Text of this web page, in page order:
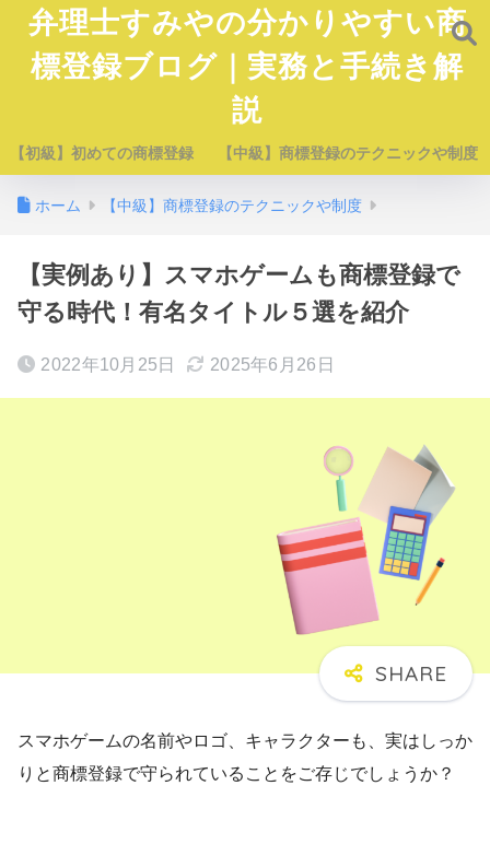
弁理士すみやの分かりやすい商
標登録ブログ｜実務と手続き解
説
【初級】初めての商標登録 【中級】商標登録のテクニックや制度
ホーム 【中級】商標登録のテクニックや制度
【実例あり】スマホゲームも商標登録で
守る時代！有名タイトル５選を紹介
2022年10月25日 2025年6月26日
スマホゲームの名前やロゴ、キャラクターも、実はしっか
りと商標登録で守られていることをご存じでしょうか？